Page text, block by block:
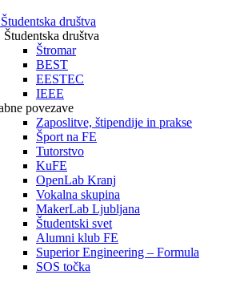
Študentska društva
Študentska društva
Štromar
BEST
EESTEC
IEEE
povezave
Zaposlitve, štipendije in prakse
Šport na FE
Tutorstvo
KuFE
OpenLab Kranj
Vokalna skupina
MakerLab Ljubljana
Študentski svet
Alumni klub FE
Superior Engineering – Formula
SOS točka